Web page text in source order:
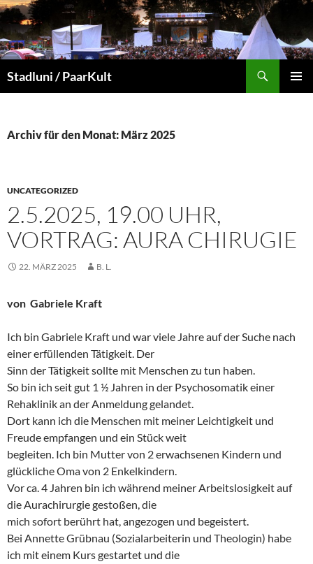
Stadluni / PaarKult
Archiv für den Monat: März 2025
UNCATEGORIZED
2.5.2025, 19.00 UHR,
VORTRAG: AURA CHIRUGIE
22. MÄRZ 2025 B. L.
von Gabriele Kraft
Ich bin Gabriele Kraft und war viele Jahre auf der Suche nach
einer erfüllenden Tätigkeit. Der
Sinn der Tätigkeit sollte mit Menschen zu tun haben.
So bin ich seit gut 1 ½ Jahren in der Psychosomatik einer
Rehaklinik an der Anmeldung gelandet.
Dort kann ich die Menschen mit meiner Leichtigkeit und
Freude empfangen und ein Stück weit
begleiten. Ich bin Mutter von 2 erwachsenen Kindern und
glückliche Oma von 2 Enkelkindern.
Vor ca. 4 Jahren bin ich während meiner Arbeitslosigkeit auf
die Aurachirurgie gestoßen, die
mich sofort berührt hat, angezogen und begeistert.
Bei Annette Grübnau (Sozialarbeiterin und Theologin) habe
ich mit einem Kurs gestartet und die